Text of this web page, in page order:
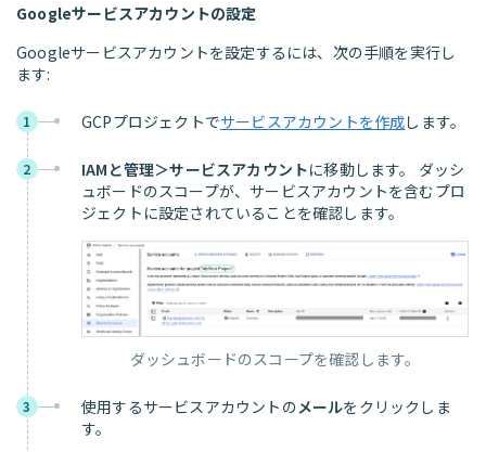
Googleサービスアカウントの設定
Googleサービスアカウントを設定するには、次の手順を実行し
ます:
1 GCPプロジェクトでサービスアカウントを作成します。
2 IAMと管理＞サービスアカウントに移動します。 ダッシ
ュボードのスコープが、サービスアカウントを含むプロ
ジェクトに設定されていることを確認します。
ダッシュボードのスコープを確認します。
3 使用するサービスアカウントのメールをクリックしま
す。